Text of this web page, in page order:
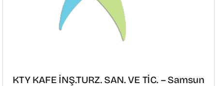
KTY KAFE İNŞ.TURZ. SAN. VE TİC. – Samsun